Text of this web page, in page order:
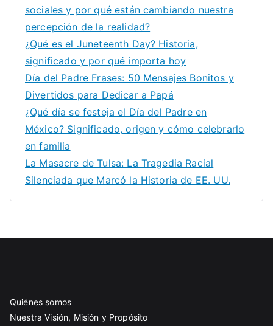
sociales y por qué están cambiando nuestra
percepción de la realidad?
¿Qué es el Juneteenth Day? Historia,
significado y por qué importa hoy
Día del Padre Frases: 50 Mensajes Bonitos y
Divertidos para Dedicar a Papá
¿Qué día se festeja el Día del Padre en
México? Significado, origen y cómo celebrarlo
en familia
La Masacre de Tulsa: La Tragedia Racial
Silenciada que Marcó la Historia de EE. UU.
Quiénes somos
Nuestra Visión, Misión y Propósito